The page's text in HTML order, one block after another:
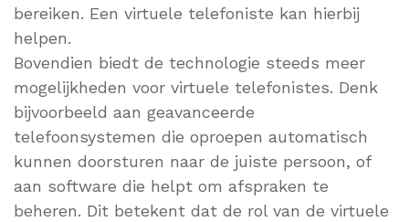
bereiken. Een virtuele telefoniste kan hierbij
helpen.
Bovendien biedt de technologie steeds meer
mogelijkheden voor virtuele telefonistes. Denk
bijvoorbeeld aan geavanceerde
telefoonsystemen die oproepen automatisch
kunnen doorsturen naar de juiste persoon, of
aan software die helpt om afspraken te
beheren. Dit betekent dat de rol van de virtuele